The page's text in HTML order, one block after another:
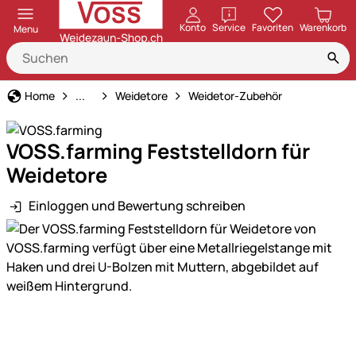
Menu Konto ServiceöffnenFavoriten Warenkorb
Home Weidezaun
... Weidetore Weidetor-Zubehör
VOSS.farming Feststelldorn für
Weidetore
Einloggen und Bewertung schreiben
Produktgalerie